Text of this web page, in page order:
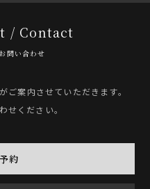
/ Contact
問い合わせ
ご案内させていただきます。
せください。
約